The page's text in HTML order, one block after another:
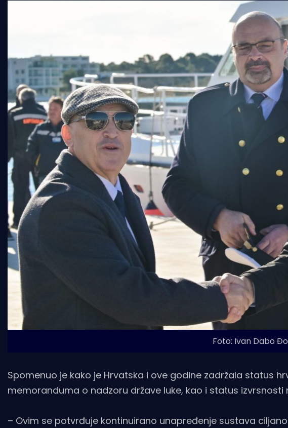
Foto: Ivan Dabo
Spomenuo je kako je Hrvatska i ove godine zadržala status
memoranduma o nadzoru države luke, kao i status izvrsnosti
– Ovim se potvrđuje kontinuirano unapređenje sustava